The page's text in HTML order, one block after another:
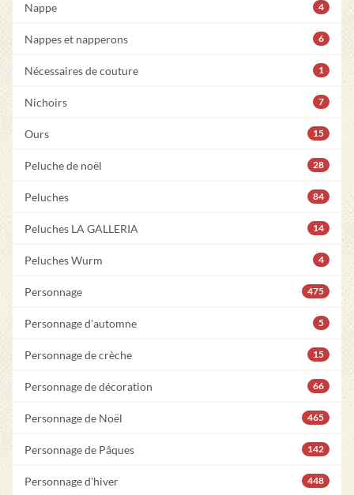
Nappe 4
Nappes et napperons 6
Nécessaires de couture 1
Nichoirs 7
Ours 15
Peluche de noël 28
Peluches 84
Peluches LA GALLERIA 14
Peluches Wurm 4
Personnage 475
Personnage d'automne 5
Personnage de crèche 15
Personnage de décoration 66
Personnage de Noël 465
Personnage de Pâques 142
Personnage d'hiver 448